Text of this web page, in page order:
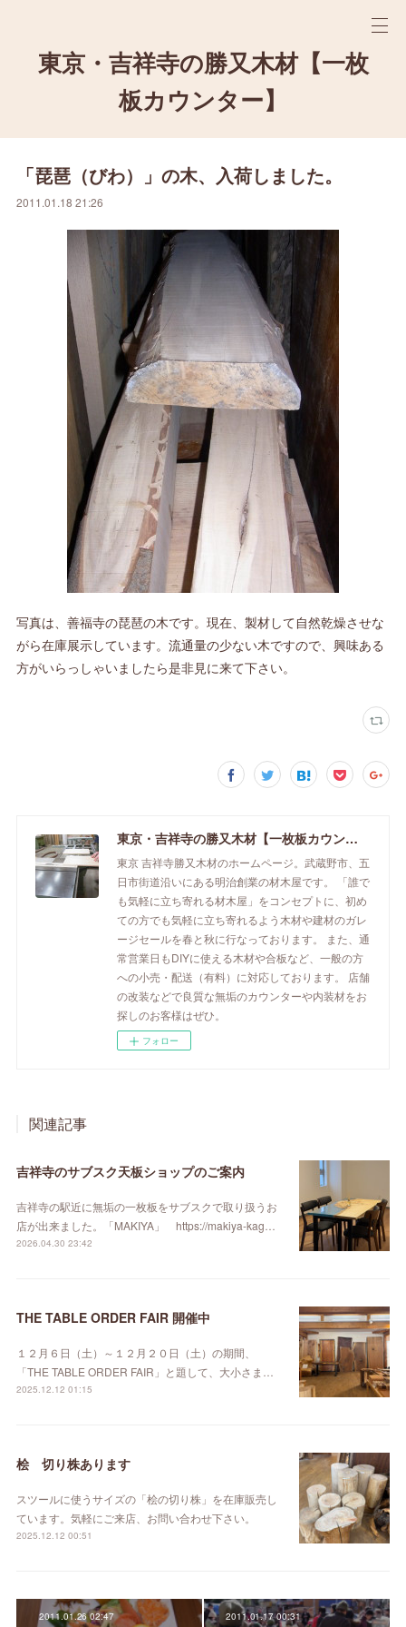
東京・吉祥寺の勝又木材【一枚
板カウンター】
「琵琶（びわ）」の木、入荷しました。
2011.01.18 21:26
写真は、善福寺の琵琶の木です。現在、製材して自然乾燥させな
がら在庫展示しています。流通量の少ない木ですので、興味ある
方がいらっしゃいましたら是非見に来て下さい。
東京・吉祥寺の勝又木材【一枚板カウンター】
東京 吉祥寺勝又木材のホームページ。武蔵野市、五
日市街道沿いにある明治創業の材木屋です。 「誰で
も気軽に立ち寄れる材木屋」をコンセプトに、初め
ての方でも気軽に立ち寄れるよう木材や建材のガレ
ージセールを春と秋に行なっております。 また、通
常営業日もDIYに使える木材や合板など、一般の方
への小売・配送（有料）に対応しております。 店舗
の改装などで良質な無垢のカウンターや内装材をお
探しのお客様はぜひ。
フォロー
関連記事
吉祥寺のサブスク天板ショップのご案内
吉祥寺の駅近に無垢の一枚板をサブスクで取り扱うお
店が出来ました。「MAKIYA」 https://makiya-kag…
2026.04.30 23:42
THE TABLE ORDER FAIR 開催中
１２月６日（土）～１２月２０日（土）の期間、
「THE TABLE ORDER FAIR」と題して、大小さま…
2025.12.12 01:15
桧 切り株あります
スツールに使うサイズの「桧の切り株」を在庫販売し
ています。気軽にご来店、お問い合わせ下さい。
2025.12.12 00:51
2011.01.26 02:47 2011.01.17 00:31